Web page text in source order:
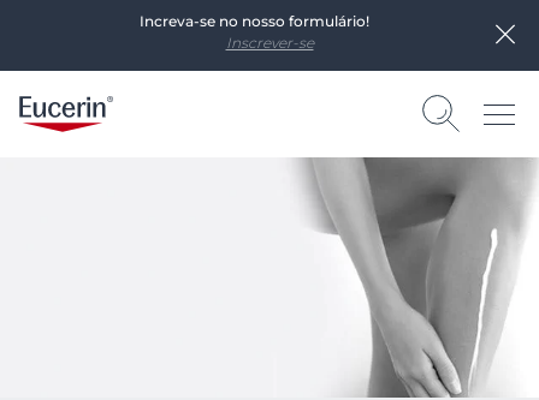
Increva-se no nosso formulário!
Inscrever-se